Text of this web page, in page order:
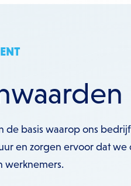
de basis waarop ons
en zorgen ervoor dat
werknemers.